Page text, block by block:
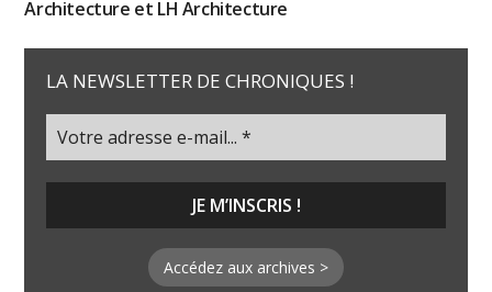
Architecture et LH Architecture
LA NEWSLETTER DE CHRONIQUES !
Accédez aux archives >